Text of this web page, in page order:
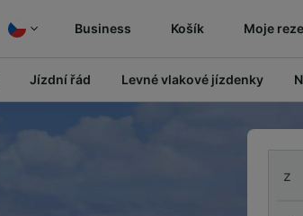
Business Košík Moje
Jízdní řád Levné vlakové jízdenky
z